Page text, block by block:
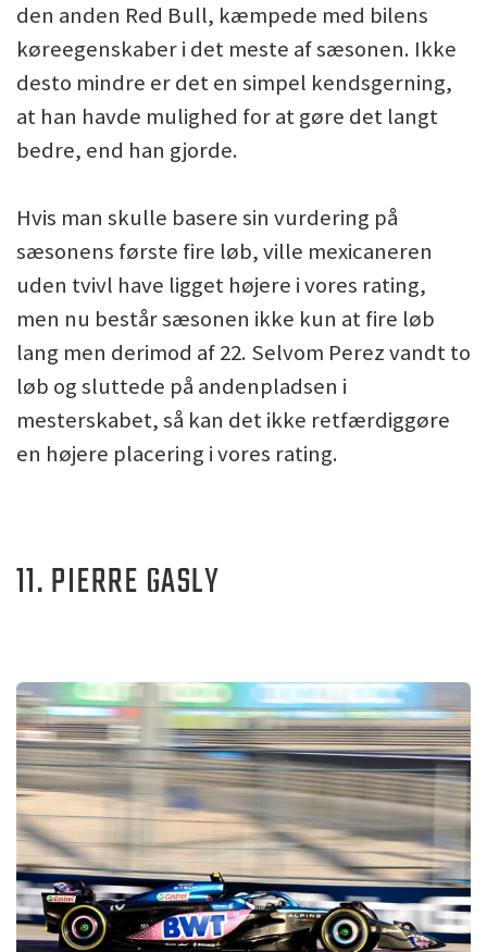
den anden Red Bull, kæmpede med bilens
køreegenskaber i det meste af sæsonen. Ikke
desto mindre er det en simpel kendsgerning,
at han havde mulighed for at gøre det langt
bedre, end han gjorde.
Hvis man skulle basere sin vurdering på
sæsonens første fire løb, ville mexicaneren
uden tvivl have ligget højere i vores rating,
men nu består sæsonen ikke kun at fire løb
lang men derimod af 22. Selvom Perez vandt to
løb og sluttede på andenpladsen i
mesterskabet, så kan det ikke retfærdiggøre
en højere placering i vores rating.
11. PIERRE GASLY